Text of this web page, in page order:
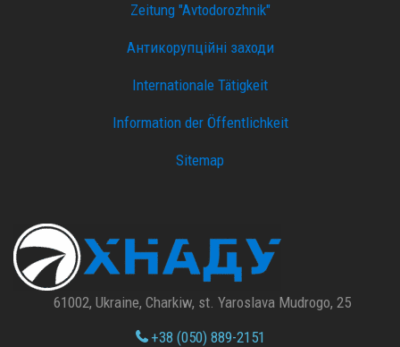
Zeitung "Avtodorozhnik"
Антикорупційні заходи
Internationale Tätigkeit
Information der Öffentlichkeit
Sitemap
61002, Ukraine, Charkiw, st. Yaroslava Mudrogo, 25
+38 (050) 889-2151